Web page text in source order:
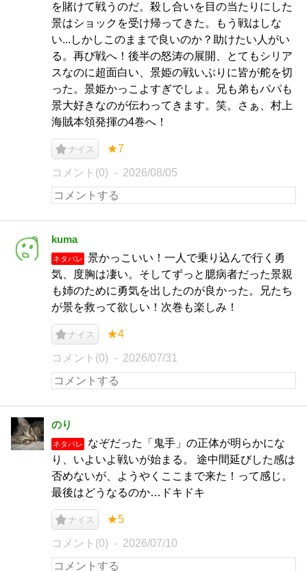
を賭けて戦うのだ。殺し合いを目の当たりにした
景はショックを受け帰ってきた。もう戦はしな
い...しかしこのままで良いのか？助けたい人がい
る。再び戦へ！後半の怒涛の展開、とてもシリア
スなのに超面白い、景姫の戦いぶりに皆が舵を切
った。景姫かっこよすぎでしょ。兄も弟もパパも
景大好きなのが伝わってきます。笑。さぁ、村上
海賊本領発揮の4巻へ！
ナイス ★7
コメント(0) 2026/08/05
kuma
ネタバレ
景かっこいい！一人で乗り込んで行く勇
気、度胸は凄い。そしてずっと臆病者だった景親
も姉のために勇気を出したのが良かった。兄たち
が景を救って欲しい！次巻も楽しみ！
ナイス ★4
コメント(0) 2026/07/31
のり
ネタバレ
なぞだった「鬼手」の正体が明らかにな
り、いよいよ戦いが始まる。 途中間延びした感は
否めないが、ようやくここまで来た！って感じ。
最後はどうなるのか…ドキドキ
ナイス ★5
コメント(0) 2026/07/10